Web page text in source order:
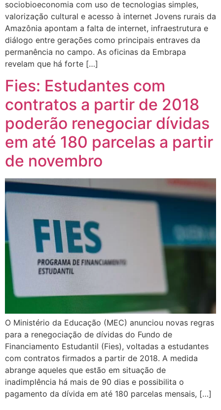
sociobioeconomia com uso de tecnologias simples,
valorização cultural e acesso à internet Jovens rurais da
Amazônia apontam a falta de internet, infraestrutura e
diálogo entre gerações como principais entraves da
permanência no campo. As oficinas da Embrapa
revelam que há forte […]
Fies: Estudantes com
contratos a partir de 2018
poderão renegociar dívidas
em até 180 parcelas a partir
de novembro
O Ministério da Educação (MEC) anunciou novas regras
para a renegociação de dívidas do Fundo de
Financiamento Estudantil (Fies), voltadas a estudantes
com contratos firmados a partir de 2018. A medida
abrange aqueles que estão em situação de
inadimplência há mais de 90 dias e possibilita o
pagamento da dívida em até 180 parcelas mensais, […]